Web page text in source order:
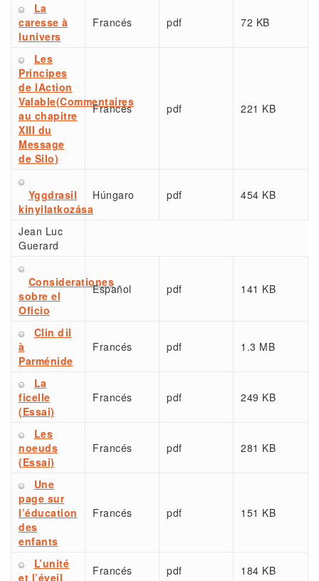
La
caresse à
lunivers
Francés pdf 72 KB
Les
Principes
de lAction
Valable(Commentaires
au chapitre
XIII du
Message
de Silo)
Francés pdf 221 KB
Yggdrasil
kinyilatkozása
Húngaro pdf 454 KB
Jean Luc
Guerard
Considerationes
sobre el
Oficio
Español pdf 141 KB
Clin dil
à
Parménide
Francés pdf 1.3 MB
La
ficelle
(Essai)
Francés pdf 249 KB
Les
noeuds
(Essai)
Francés pdf 281 KB
Une
page sur
l’éducation
des
enfants
Francés pdf 151 KB
L’unité
et l’éveil
Francés pdf 184 KB